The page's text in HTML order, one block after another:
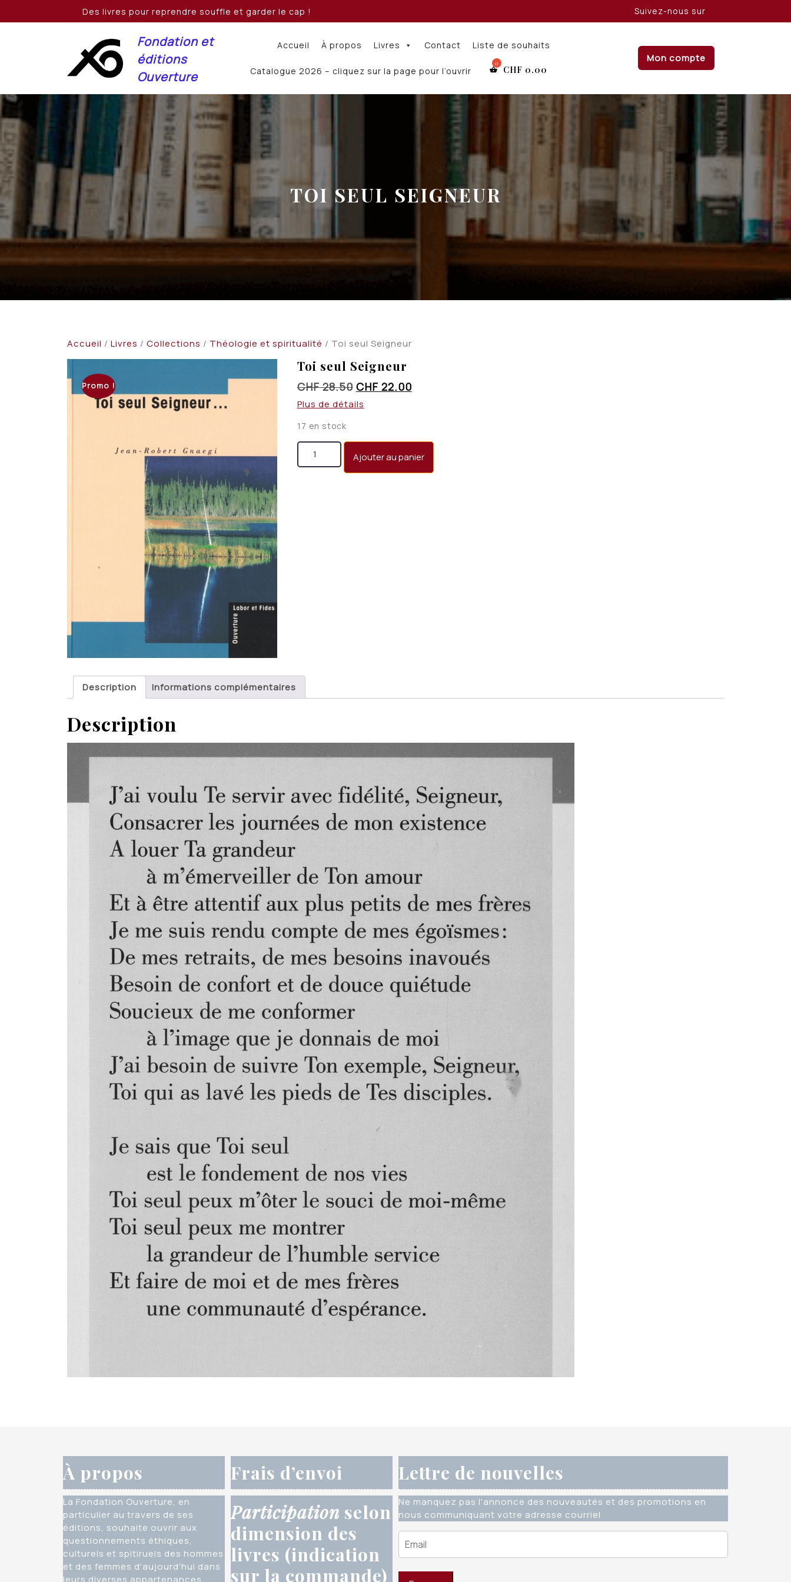
Des livres pour reprendre souffle et garder le cap ! Suivez-nous sur
Fondation et
éditions
Ouverture
Accueil À propos Livres Contact Liste de souhaits
Catalogue 2026 – cliquez sur la page pour l’ouvrir CHF 0.00
Mon compte
TOI SEUL SEIGNEUR
Accueil / Livres / Collections / Théologie et spiritualité / Toi seul Seigneur
Promo !
Toi seul Seigneur
CHF28.50 Le
prix
CHF 22.00Le
Plus de détails
17 en stock
quantité de Toi seul Seigneur
Ajouter au panier
Description Informations complémentaires
Description
À propos
La Fondation Ouverture, en
particulier au travers de ses
éditions, souhaite ouvrir aux
questionnements éthiques,
culturels et spitiruels des hommes
et des femmes d'aujourd'hui dans
leurs diverses appartenances,
Frais d’envoi
Participation selon
dimension des
livres (indication
sur la commande)
Lettre de nouvelles
Ne manquez pas l'annonce des nouveautés et des promotions en
nous communiquant votre adresse courriel